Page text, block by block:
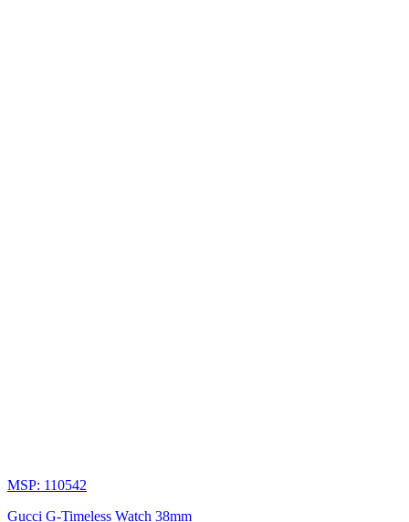
MSP: 110542
Gucci G-Timeless Watch 38mm